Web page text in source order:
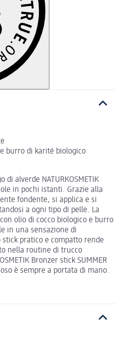
burro di karité biologico
di alverde NATURKOSMETIK
in pochi istanti. Grazie alla
fondente, si applica e si
a ogni tipo di pelle. La
olio di cocco biologico e burro
in una sensazione di
pratico e compatto rende
nella routine di trucco
Bronzer stick SUMMER
è sempre a portata di mano.